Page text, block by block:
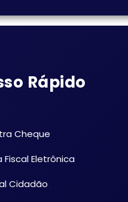
Rápido
Cheque
Fiscal Eletrônica
Cidadão